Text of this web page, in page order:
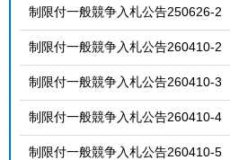
制限付一般競争入札公告250626-2
制限付一般競争入札公告260410-2
制限付一般競争入札公告260410-3
制限付一般競争入札公告260410-4
制限付一般競争入札公告260410-5